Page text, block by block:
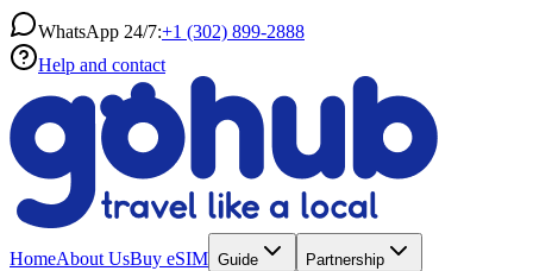
WhatsApp 24/7:+1 (302) 899-2888
Help and contact
HomeAbout UsBuy eSIM Guide Partnership